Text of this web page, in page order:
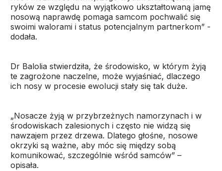
ryków ze względu na wyjątkowo ukształtowaną jamę
nosową naprawdę pomaga samcom pochwalić się
swoimi walorami i status potencjalnym partnerkom” -
dodała.
Dr Balolia stwierdziła, że środowisko, w którym żyją
te zagrożone naczelne, może wyjaśniać, dlaczego
ich nosy w procesie ewolucji stały się tak duże.
„Nosacze żyją w przybrzeżnych namorzynach i w
środowiskach zalesionych i często nie widzą się
nawzajem przez drzewa. Dlatego głośne, nosowe
okrzyki są ważne, aby móc się między sobą
komunikować, szczególnie wśród samców” –
opisała.